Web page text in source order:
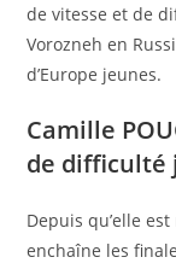
de vitesse et de
Vorozneh en
d’Europe jeunes.
Camille
de difficulté
Depuis qu’elle
enchaîne les